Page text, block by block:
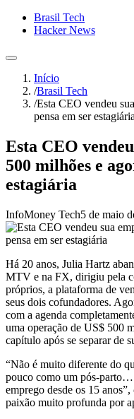
Brasil Tech
Hacker News
Início
/Brasil Tech
/Esta CEO vendeu
pensa em ser estagiária
Esta CEO
500 milhões e
estagiária
InfoMoney Tech5 de maio
Há 20 anos, Julia Hartz
MTV e na FX, dirigiu pela
próprios, a plataforma de
seus dois cofundadores.
com a agenda
uma operação de US$ 500
capítulo após se separar de
“Não é muito diferente do
pouco como um pós-
emprego desde os 15
paixão muito profunda por